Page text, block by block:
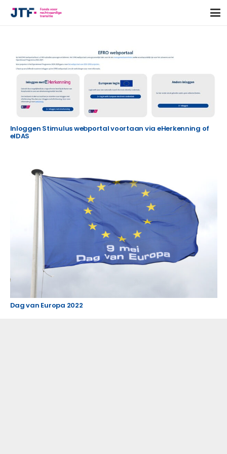
Inloggen Stimulus webportal voortaan via eHerkenning of
eIDAS
Dag van Europa 2022